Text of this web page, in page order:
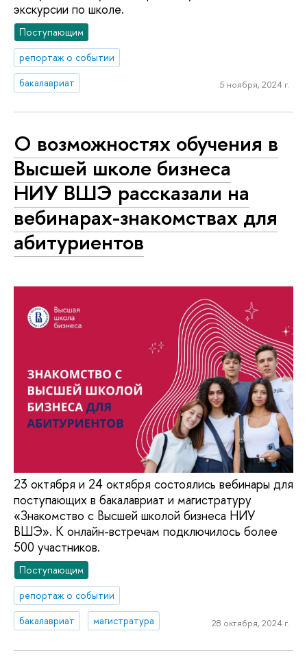
экскурсии по школе.
Поступающим
репортаж о событии
бакалавриат
5 ноября, 2024 г.
О возможностях обучения в
Высшей школе бизнеса
НИУ ВШЭ рассказали на
вебинарах-знакомствах для
абитуриентов
23 октября и 24 октября состоялись вебинары для
поступающих в бакалавриат и магистратуру
«Знакомство с Высшей школой бизнеса НИУ
ВШЭ». К онлайн-встречам подключилось более
500 участников.
Поступающим
репортаж о событии
бакалавриат
магистратура 28 октября, 2024 г.